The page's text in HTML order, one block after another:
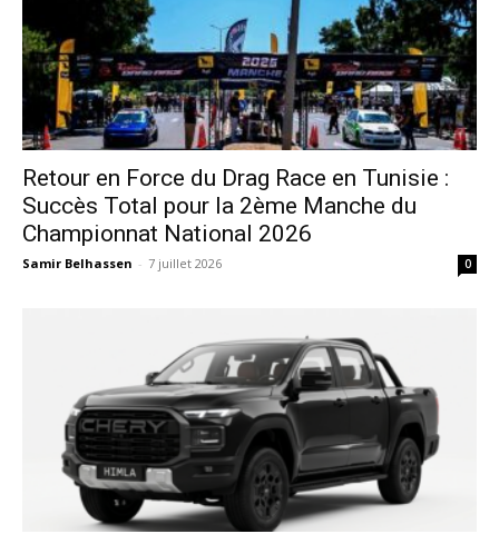
Retour en Force du Drag Race en Tunisie :
Succès Total pour la 2ème Manche du
Championnat National 2026
Samir Belhassen - 7 juillet 2026 0